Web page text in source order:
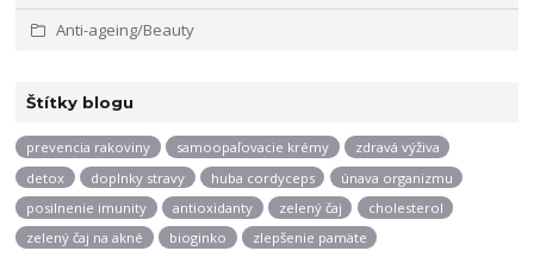
Anti-ageing/Beauty
Štítky blogu
prevencia rakoviny samoopaľovacie krémy
zdravá výživa
detox
doplnky stravy huba cordyceps
únava organizmu
posilnenie imunity
antioxidanty zelený čaj
cholesterol
zelený čaj na akné
bioginko
zlepšenie pamäte